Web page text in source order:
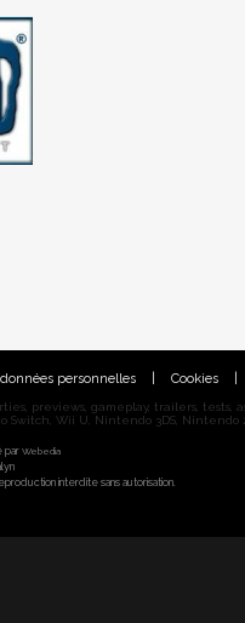
personnelles Cookies
gameplay, trailers, tests,
Switch, Wii U, Nintendo 3DS, Nintendo
par Webedia
interdite sans autorisation.